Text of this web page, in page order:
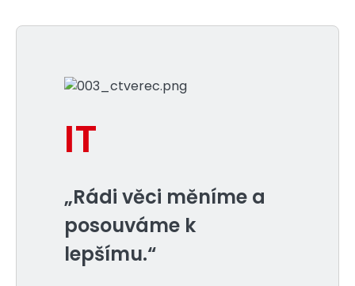
IT
„Rádi věci měníme a
posouváme k
lepšímu.“